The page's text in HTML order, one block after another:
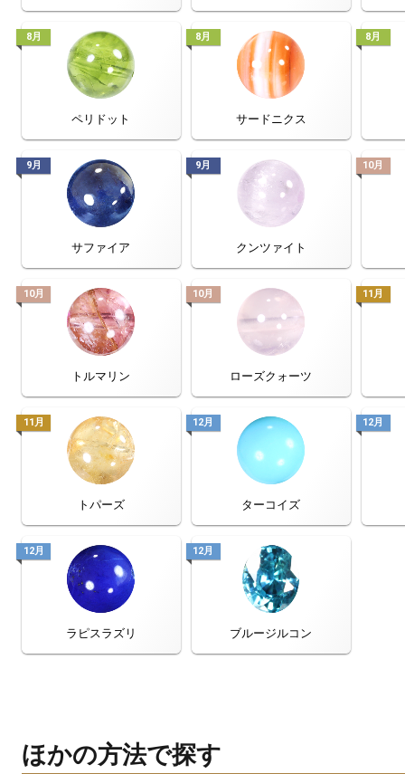
8月
ペリドット
8月
サードニクス
8月
9月
サファイア
9月
クンツァイト
10月
10月
トルマリン
10月
ローズクォーツ
11月
11月
トパーズ
12月
ターコイズ
12月
12月
ラピスラズリ
12月
ブルージルコン
ほかの方法で探す